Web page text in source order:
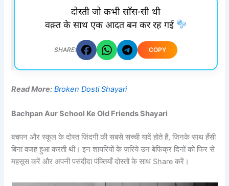
दोस्ती जो कभी साँस-सी थी
वक़्त के साथ एक आदत बन कर रह गई
SHARE: COPY
Read More: Broken Dosti Shayari
Bachpan Aur School Ke Old Friends Shayari
बचपन और स्कूल के दोस्त ज़िंदगी की सबसे सच्ची यादें होते हैं, जिनके साथ हँसी
बिना वजह हुआ करती थी। इन शायरियों के ज़रिये उन बेफिक्र दिनों को फिर से
महसूस करें और अपनी पसंदीदा पंक्तियाँ दोस्तों के साथ Share करें।